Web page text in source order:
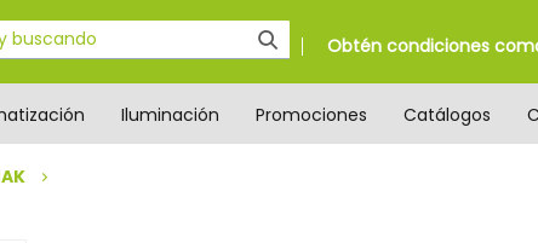
Obtén condiciones
Iluminación Promociones Catálogos